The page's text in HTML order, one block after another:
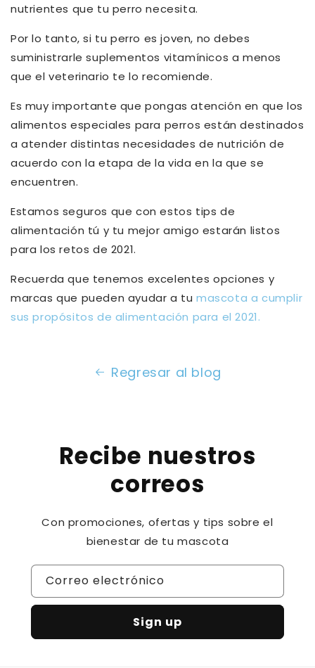
nutrientes que tu perro necesita.
Por lo tanto, si tu perro es joven, no debes
suministrarle suplementos vitamínicos a menos
que el veterinario te lo recomiende.
Es muy importante que pongas atención en que los
alimentos especiales para perros están destinados
a atender distintas necesidades de nutrición de
acuerdo con la etapa de la vida en la que se
encuentren.
Estamos seguros que con estos tips de
alimentación tú y tu mejor amigo estarán listos
para los retos de 2021.
Recuerda que tenemos excelentes opciones y
marcas que pueden ayudar a tumascota a cumplir
sus propósitos de alimentación para el 2021.
Regresar al blog
Recibe nuestros
correos
Con promociones, ofertas y tips sobre el
bienestar de tu mascota
Correo electrónico
Sign up